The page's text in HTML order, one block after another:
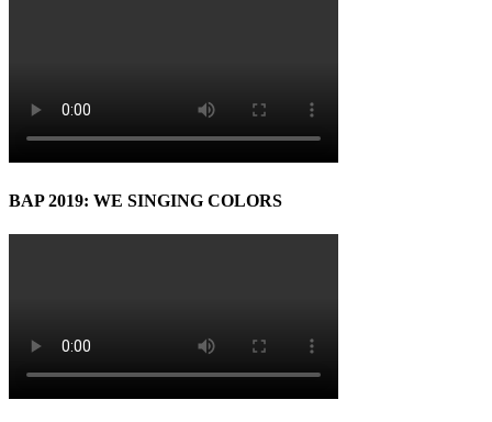
BAP 2019: WE SINGING COLORS